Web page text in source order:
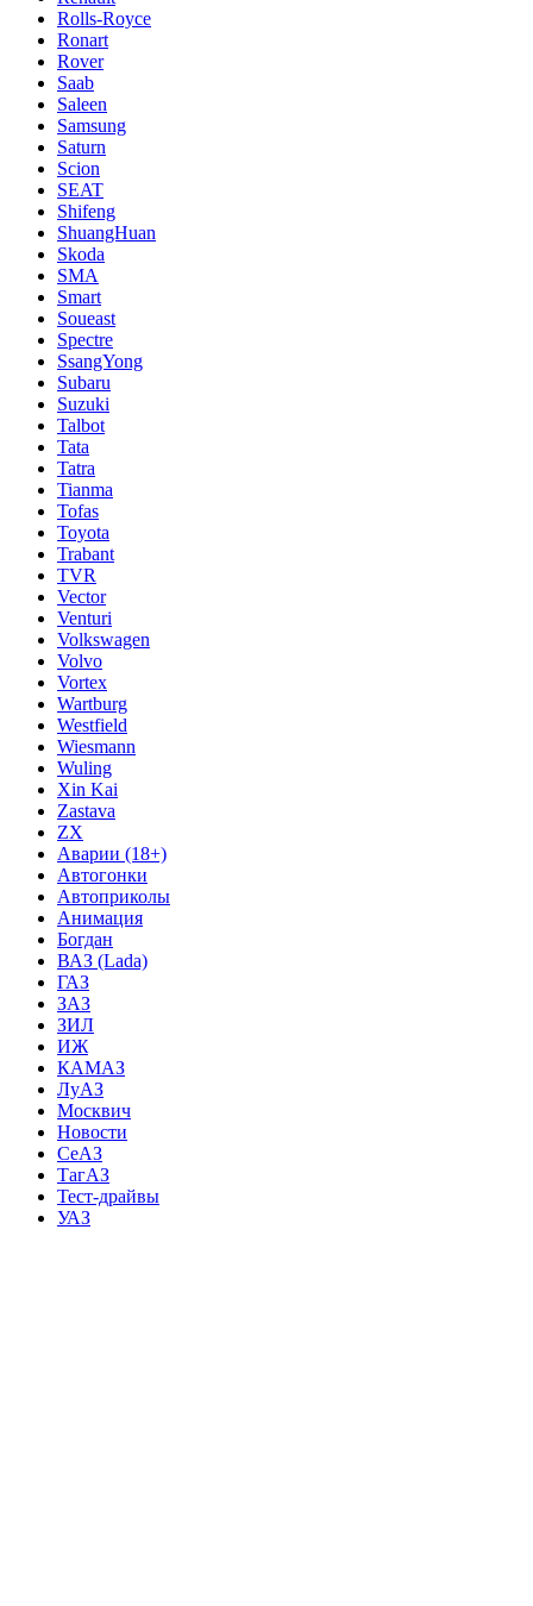
Rolls-Royce
Ronart
Rover
Saab
Saleen
Samsung
Saturn
Scion
SEAT
Shifeng
ShuangHuan
Skoda
SMA
Smart
Soueast
Spectre
SsangYong
Subaru
Suzuki
Talbot
Tata
Tatra
Tianma
Tofas
Toyota
Trabant
TVR
Vector
Venturi
Volkswagen
Volvo
Vortex
Wartburg
Westfield
Wiesmann
Wuling
Xin Kai
Zastava
ZX
Аварии (18+)
Автогонки
Автоприколы
Анимация
Богдан
ВАЗ (Lada)
ГАЗ
ЗАЗ
ЗИЛ
ИЖ
КАМАЗ
ЛуАЗ
Москвич
Новости
СеАЗ
ТагАЗ
Тест-драйвы
УАЗ